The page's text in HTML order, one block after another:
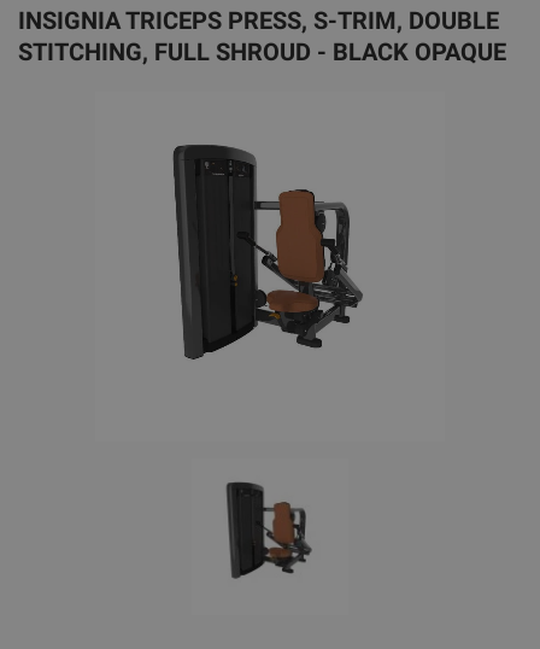
INSIGNIA TRICEPS PRESS, S-TRIM, DOUBLE
STITCHING, FULL SHROUD - BLACK OPAQUE